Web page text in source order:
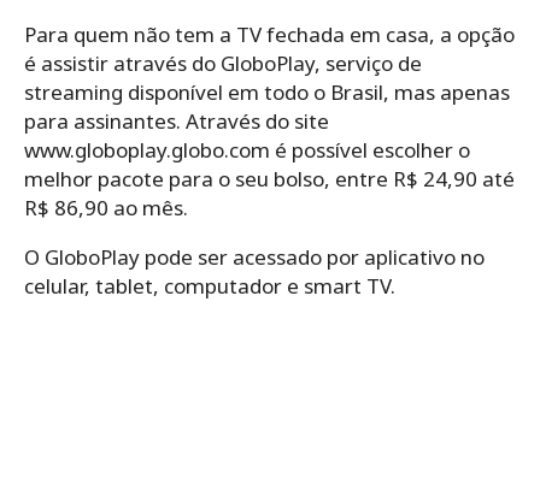
Para quem não tem a TV fechada em casa, a opção
é assistir através do GloboPlay, serviço de
streaming disponível em todo o Brasil, mas apenas
para assinantes. Através do site
www.globoplay.globo.com é possível escolher o
melhor pacote para o seu bolso, entre R$ 24,90 até
R$ 86,90 ao mês.
O GloboPlay pode ser acessado por aplicativo no
celular, tablet, computador e smart TV.